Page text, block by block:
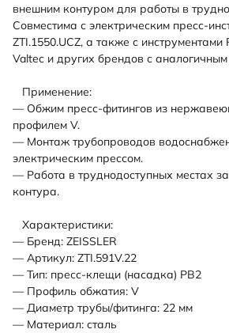
внешним контуром для работы в
Совместима с электрическим пресс-
ZTI.1550.UCZ, а также с инструментами
Valtec и других брендов с
Применение:
— Обжим пресс-фитингов из
профилем V.
— Монтаж трубопроводов
электрическим прессом.
— Работа в труднодоступных местах
контура.
Характеристики:
— Бренд: ZEISSLER
— Артикул: ZTI.591V.22
— Тип: пресс-клещи (насадка) PB2
— Профиль обжатия: V
— Диаметр трубы/фитинга: 22 мм
— Материал: сталь